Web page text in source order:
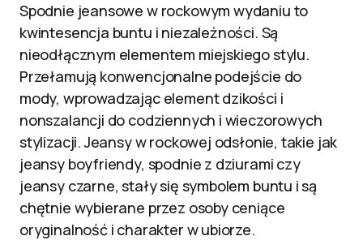
Spodnie jeansowe w rockowym wydaniu to
kwintesencja buntu i niezależności. Są
nieodłącznym elementem miejskiego stylu.
Przełamują konwencjonalne podejście do
mody, wprowadzając element dzikości i
nonszalancji do codziennych i wieczorowych
stylizacji. Jeansy w rockowej odsłonie, takie jak
jeansy boyfriendy, spodnie z dziurami czy
jeansy czarne, stały się symbolem buntu i są
chętnie wybierane przez osoby ceniące
oryginalność i charakter w ubiorze.